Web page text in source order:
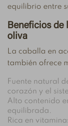
equilibrio entre
Beneficios de
oliva
La caballa en
también ofrece
Fuente natural
corazón y el
Alto contenido
equilibrada.
Rica en